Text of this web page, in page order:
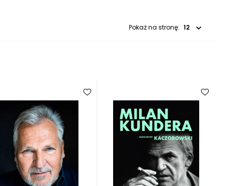
Pokaż na stronę: